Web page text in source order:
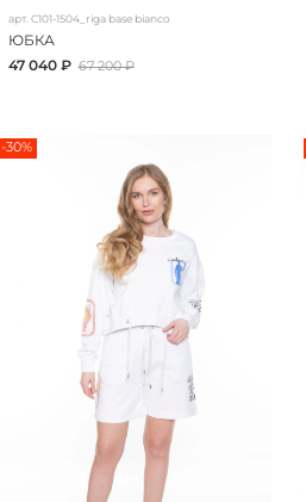
арт. C101-1504_riga base bianco
ЮБКА
47 040 ₽ 67 200 ₽
-30%